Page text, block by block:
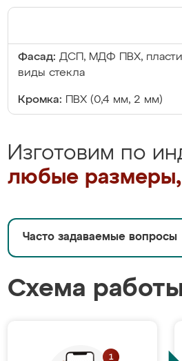
Фасад: ДСП, МДФ ПВХ,
виды стекла
Кромка: ПВХ (0,4 мм, 2 мм)
Изготовим по
любые размеры,
Часто задаваемые вопросы
Схема работы